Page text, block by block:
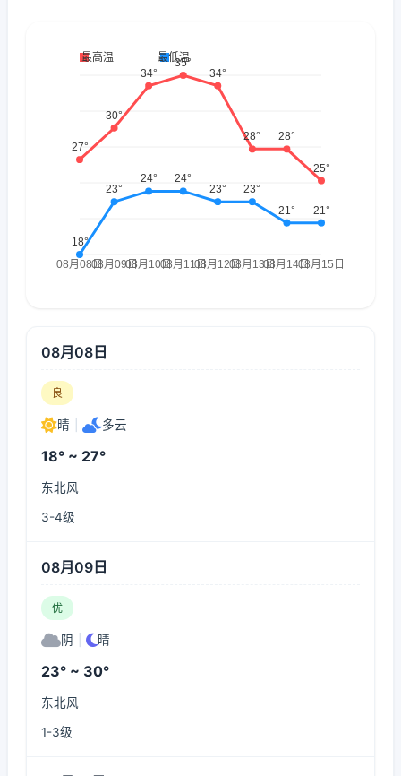
08月08日
良
晴 多云
18° ~ 27°
东北风
3-4级
08月09日
优
阴 晴
23° ~ 30°
东北风
1-3级